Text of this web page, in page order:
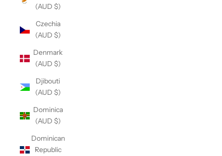
(AUD $)
Czechia
(AUD $)
Denmark
(AUD $)
Djibouti
(AUD $)
Dominica
(AUD $)
Dominican
Republic